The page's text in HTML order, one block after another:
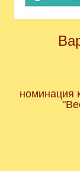
номинация